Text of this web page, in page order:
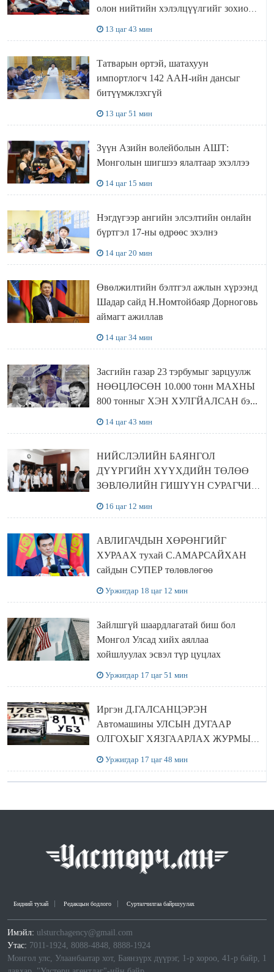
олон нийтийн хэлэлцүүлгийг зохион
13 цаг 43 мин
Татварын өртэй, шатахуун
импортлогч 142 ААН-ийн дансыг
битүүмжлэхгүй
13 цаг 51 мин
Зүүн Азийн волейболын АШТ:
Монголын шигшээ ялалтаар эхэллээ
14 цаг 15 мин
Нэгдүгээр ангийн элсэлтийн онлайн
бүртгэл 17-ны өдрөөс эхэлнэ
14 цаг 20 мин
Өвөлжилтийн бэлтгэл ажлын хүрээнд
Шадар сайд Н.Номтойбаяр Дорноговь
аймагт ажиллав
14 цаг 34 мин
Засгийн газар 23 тэрбумыг зарцуулж
НӨӨЦЛӨСӨН 10.000 тонн МАХНЫ
800 тонныг ХЭН ХУЛГЙАЛСАН бэ...
14 цаг 43 мин
НИЙСЛЭЛИЙН БАЯНГОЛ
ДҮҮРГИЙН ХҮҮХДИЙН ТӨЛӨӨ
ЗӨВЛӨЛИЙН ГИШҮҮН СУРАГЧИД
16 цаг 12 мин
АВЛИГАЧДЫН ХӨРӨНГИЙГ
ХУРААХ тухай С.АМАРСАЙХАН
сайдын СУПЕР төлөвлөгөө
Уржигдар 18 цаг 12 мин
Зайлшгүй шаардлагатай биш бол
Монгол Улсад хийх аяллаа
хойшлуулах эсвэл түр цуцлах
Уржигдар 17 цаг 51 мин
Иргэн Д.ГАЛСАНЦЭРЭН
Автомашины УЛСЫН ДУГААР
ОЛГОХЫГ ХЯЗГААРЛАХ ЖУРМЫГ
Уржигдар 17 цаг 48 мин
Бидний тухай Редакцын бодлого Сурталчилгаа байршуулах
Имэйл: ulsturchagency@gmail.com
Утас: 7011-1924, 8088-4848, 8888-1924
Монгол улс, Улаанбаатар хот, Баянзүрх дүүрэг, 1-р хороо, 41-р байр, 1